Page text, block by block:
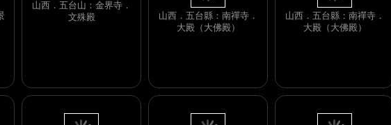
山西．五台縣：南禪寺．
山西．五台縣：南禪寺．